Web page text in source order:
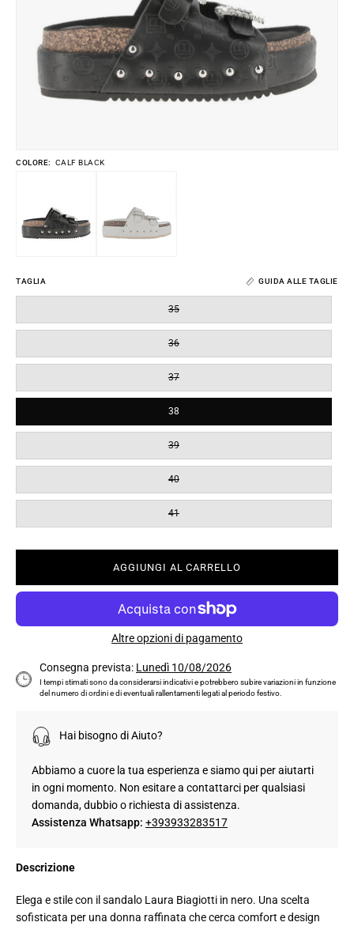
COLORE: CALF BLACK
TAGLIA GUIDA ALLE TAGLIE
35
36
37
38
39
40
41
AGGIUNGI AL CARRELLO
Altre opzioni di pagamento
Consegna prevista: Lunedì 10/08/2026
I tempi stimati sono da considerarsi indicativi e potrebbero subire variazioni in funzione
del numero di ordini e di eventuali rallentamenti legati al periodo festivo.
Hai bisogno di Aiuto?
Abbiamo a cuore la tua esperienza e siamo qui per aiutarti
in ogni momento. Non esitare a contattarci per qualsiasi
domanda, dubbio o richiesta di assistenza.
Assistenza Whatsapp: +393933283517
Descrizione
Elega e stile con il sandalo Laura Biagiotti in nero. Una scelta
sofisticata per una donna raffinata che cerca comfort e design